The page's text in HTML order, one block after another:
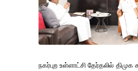
நகர்புற உள்ளாட்சி தேர்தலில்